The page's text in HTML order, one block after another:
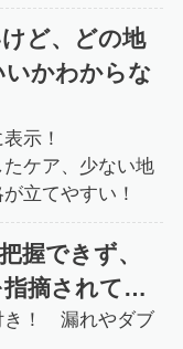
ど、どの地
かわからな
示！
ケア、少ない地
立てやすい！
握できず、
指摘されて…
き！ 漏れやダブ